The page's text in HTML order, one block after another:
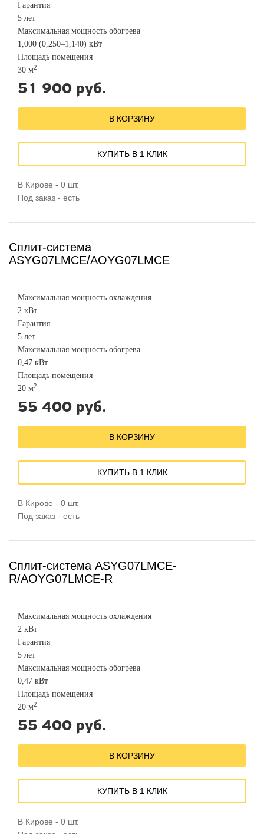
Гарантия
5 лет
Максимальная мощность обогрева
1,000 (0,250–1,140) кВт
Площадь помещения
30 м2
51 900 руб.
В КОРЗИНУ
КУПИТЬ В 1 КЛИК
В Кирове - 0 шт.
Под заказ - есть
Сплит-система
ASYG07LMCE/AOYG07LMCE
Максимальная мощность охлаждения
2 кВт
Гарантия
5 лет
Максимальная мощность обогрева
0,47 кВт
Площадь помещения
20 м2
55 400 руб.
В КОРЗИНУ
КУПИТЬ В 1 КЛИК
В Кирове - 0 шт.
Под заказ - есть
Сплит-система ASYG07LMCE-
R/AOYG07LMCE-R
Максимальная мощность охлаждения
2 кВт
Гарантия
5 лет
Максимальная мощность обогрева
0,47 кВт
Площадь помещения
20 м2
55 400 руб.
В КОРЗИНУ
КУПИТЬ В 1 КЛИК
В Кирове - 0 шт.